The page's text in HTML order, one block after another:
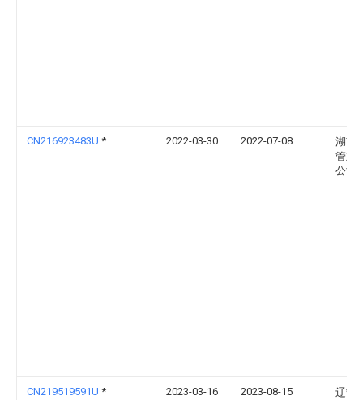
CN216923483U * 2022-03-30 2022-07-08
湖南
管业
公司
CN219519591U * 2023-03-16 2023-08-15
辽宁